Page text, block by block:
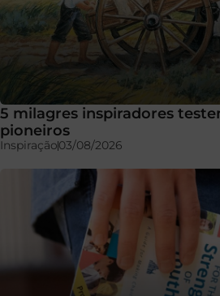
5 milagres inspiradores
pioneiros
Inspiração03/08/2026